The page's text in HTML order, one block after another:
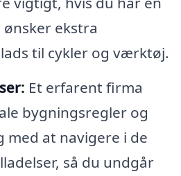
ekstra
til cykler og værktøj.
Et erfarent firma
bygningsregler og
med at navigere i de
så du undgår